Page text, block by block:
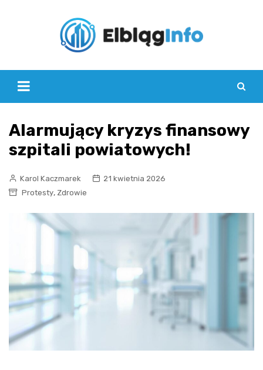
Alarmujący kryzys finansowy
szpitali powiatowych!
Karol Kaczmarek
21 kwietnia 2026
Protesty, Zdrowie